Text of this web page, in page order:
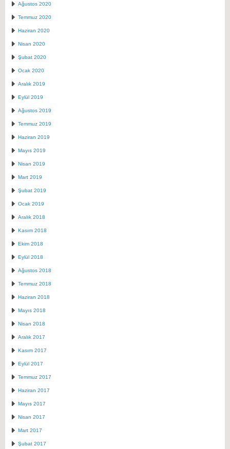
Ağustos 2020
Temmuz 2020
Haziran 2020
Nisan 2020
Şubat 2020
Ocak 2020
Aralık 2019
Eylül 2019
Ağustos 2019
Temmuz 2019
Haziran 2019
Mayıs 2019
Nisan 2019
Mart 2019
Şubat 2019
Ocak 2019
Aralık 2018
Kasım 2018
Ekim 2018
Eylül 2018
Ağustos 2018
Temmuz 2018
Haziran 2018
Mayıs 2018
Nisan 2018
Aralık 2017
Kasım 2017
Eylül 2017
Temmuz 2017
Haziran 2017
Mayıs 2017
Nisan 2017
Mart 2017
Şubat 2017